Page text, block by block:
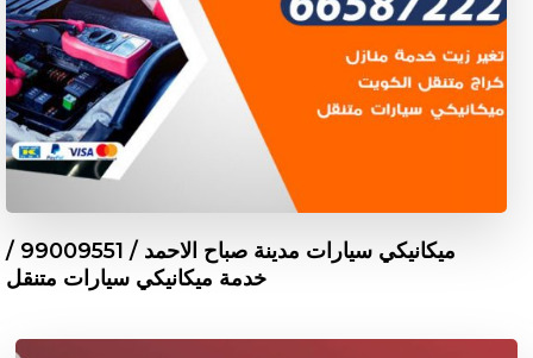
ميكانيكي سيارات مدينة صباح الاحمد / 99009551‬ /
خدمة ميكانيكي سيارات متنقل